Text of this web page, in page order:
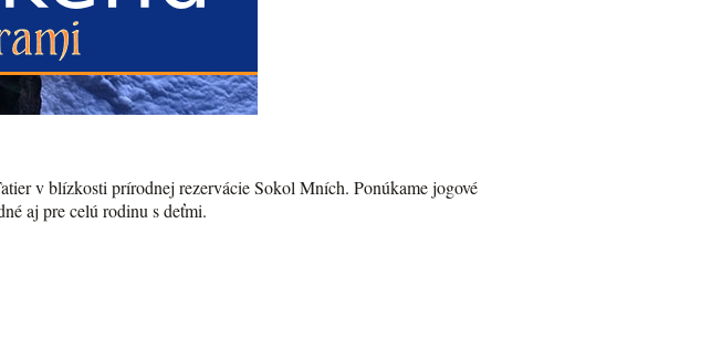
v blízkosti prírodnej rezervácie Sokol Mních. Ponúkame jogové
aj pre celú rodinu s deťmi.